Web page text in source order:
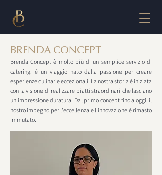
BRENDA CONCEPT
Brenda Concept è molto più di un semplice servizio di
catering: è un viaggio nato dalla passione per creare
esperienze culinarie eccezionali. La nostra storia è iniziata
con la visione di realizzare piatti straordinari che lasciano
un'impressione duratura. Dal primo concept fino a oggi, il
nostro impegno per l'eccellenza e l'innovazione è rimasto
immutato.